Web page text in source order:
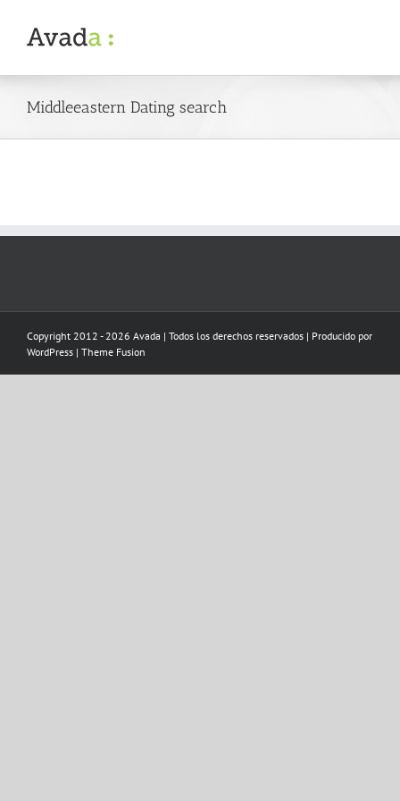
content
Middleeastern Dating search
Copyright 2012 - 2026 Avada | Todos los derechos reservados | Producido por
WordPress | Theme Fusion